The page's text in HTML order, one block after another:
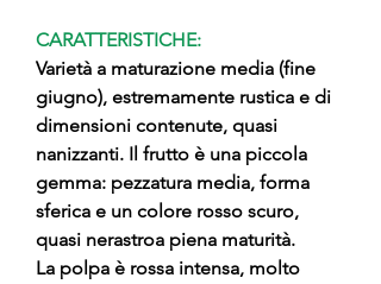
CARATTERISTICHE:
Varietà a maturazione media (fine
giugno), estremamente rustica e di
dimensioni contenute, quasi
nanizzanti. Il frutto è una piccola
gemma: pezzatura media, forma
sferica e un colore rosso scuro,
quasi nerastroa piena maturità.
La polpa è rossa intensa, molto